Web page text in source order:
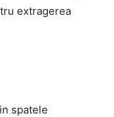
extragerea
spatele